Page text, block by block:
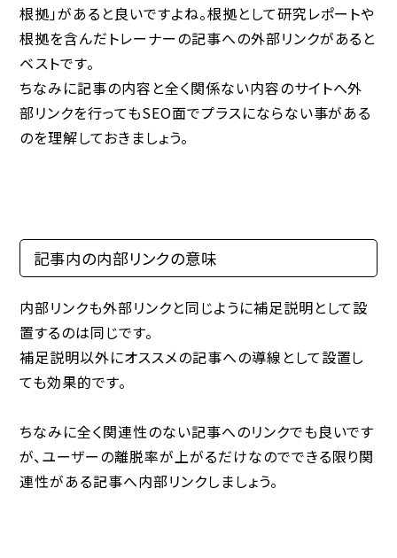
根拠」があると良いですよね。根拠として研究レポートや
根拠を含んだトレーナーの記事への外部リンクがあると
ベストです。
ちなみに記事の内容と全く関係ない内容のサイトへ外
部リンクを行ってもSEO面でプラスにならない事がある
のを理解しておきましょう。
記事内の内部リンクの意味
内部リンクも外部リンクと同じように補足説明として設
置するのは同じです。
補足説明以外にオススメの記事への導線として設置し
ても効果的です。
ちなみに全く関連性のない記事へのリンクでも良いです
が、ユーザーの離脱率が上がるだけなのでできる限り関
連性がある記事へ内部リンクしましょう。